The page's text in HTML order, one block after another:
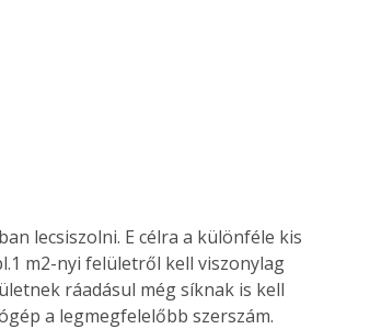
lecsiszolni. E célra a különféle kis
m2-nyi felületről kell viszonylag
ráadásul még síknak is kell
a legmegfelelőbb szerszám.